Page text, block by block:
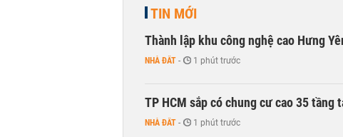
TIN MỚI
Thành lập khu công nghệ cao Hưng
NHÀ ĐẤT - 1 phút trước
TP HCM sắp có chung cư cao 35 tầng
NHÀ ĐẤT - 1 phút trước